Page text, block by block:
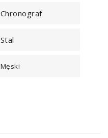
Chronograf
Stal
Męski